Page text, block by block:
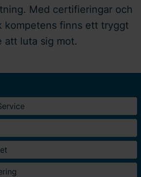
Med certifieringar och
kompetens finns ett tryggt
att luta sig mot.